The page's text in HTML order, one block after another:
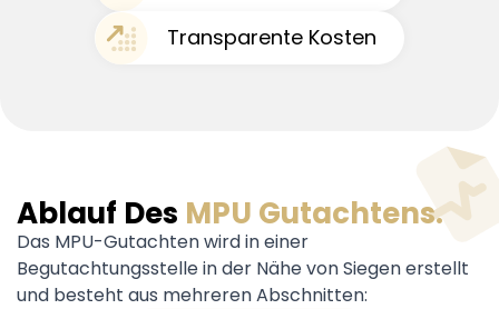
Transparente Kosten
Ablauf Des MPU Gutachtens.
Das MPU-Gutachten wird in einer
Begutachtungsstelle in der Nähe von Siegen erstellt
und besteht aus mehreren Abschnitten: